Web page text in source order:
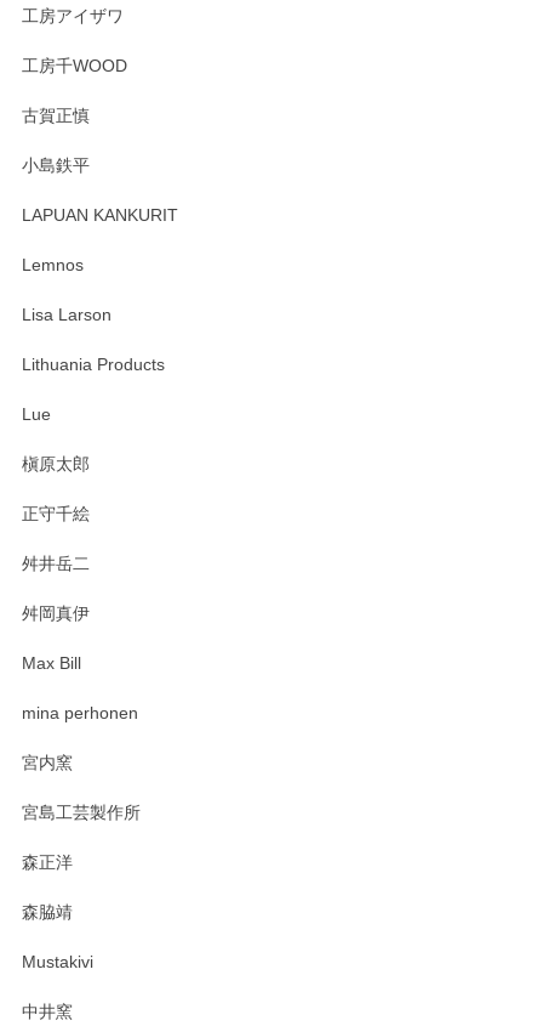
す。 素敵な湯呑みでとても気に入りました。 発送も早く、
たm(_)m
います。無事に届いたようで安心いたしまし
おかけしました。 ありがとうございます。
工房アイザワ
工房千WOOD
古賀正慎
小島鉄平
LAPUAN KANKURIT
Lemnos
Lisa Larson
Lithuania Products
Lue
槇原太郎
正守千絵
舛井岳二
舛岡真伊
Max Bill
mina perhonen
宮内窯
宮島工芸製作所
森正洋
森脇靖
Mustakivi
中井窯